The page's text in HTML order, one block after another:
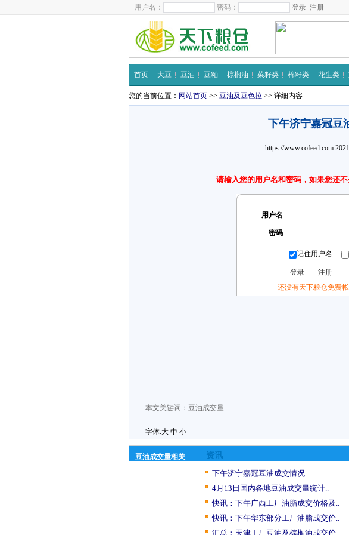
用户名： 密码： 注册
首页 大豆 豆油 豆粕 棕榈油 菜籽类 棉籽类 花生类
您的当前位置： 网站首页 >> 豆油及豆色拉 >> 详细内容
下午济宁嘉冠豆
https://www.cofeed.com
请输入您的用户名和密码，如果您还
用户名
密码
记住用户名
还没有天下粮仓免费帐
本文关键词： 豆油成交量
字体:大 中 小
豆油成交量相关
资讯
下午济宁嘉冠豆油成交情况
4月13日国内各地豆油成交量统计..
快讯：下午广西工厂油脂成交价格及..
快讯：下午华东部分工厂油脂成交价..
汇总：天津工厂豆油及棕榈油成交价..